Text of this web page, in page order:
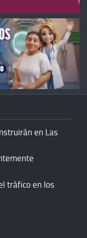
en Las
tráfico en los